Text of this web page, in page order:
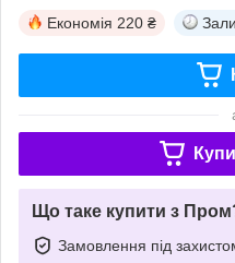
Економія 220 ₴
Що таке купити з
Замовлення під